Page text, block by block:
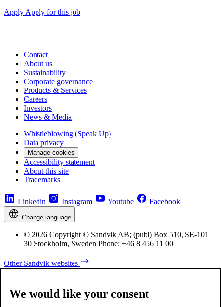
Apply Apply for this job
Contact
About us
Sustainability
Corporate governance
Products & Services
Careers
Investors
News & Media
Whistleblowing (Speak Up)
Data privacy
Manage cookies
Accessibility statement
About this site
Trademarks
Linkedin Instagram Youtube Facebook
Change language
© 2026 Copyright © Sandvik AB; (publ) Box 510, SE-101
30 Stockholm, Sweden Phone: +46 8 456 11 00
Other Sandvik websites
We would like your consent